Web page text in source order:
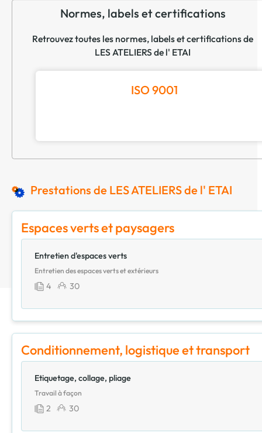
Normes, labels et certifications
Retrouvez toutes les normes, labels et certifications de
LES ATELIERS de l' ETAI
ISO 9001
Prestations de LES ATELIERS de l' ETAI
Espaces verts et paysagers
Entretien d'espaces verts
Entretien des espaces verts et extérieurs
4 30
Conditionnement, logistique et transport
Etiquetage, collage, pliage
Travail à façon
2 30